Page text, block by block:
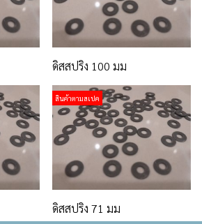
ดิสสปริง 100 มม
สินค้าตามสเปค
ดิสสปริง 71 มม